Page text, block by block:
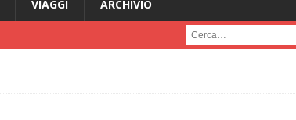
VIAGGI
ARCHIVIO
Cerca :